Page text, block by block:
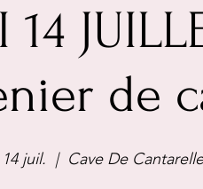
14
de
juil.
  |
Cave De